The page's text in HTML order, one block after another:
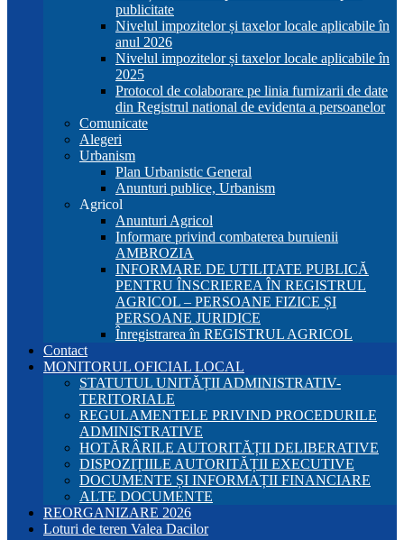
publicitate
Nivelul impozitelor și taxelor locale aplicabile în
anul 2026
Nivelul impozitelor și taxelor locale aplicabile în
2025
Protocol de colaborare pe linia furnizarii de date
din Registrul national de evidenta a persoanelor
Comunicate
Alegeri
Urbanism
Plan Urbanistic General
Anunturi publice, Urbanism
Agricol
Anunturi Agricol
Informare privind combaterea buruienii
AMBROZIA
INFORMARE DE UTILITATE PUBLICĂ
PENTRU ÎNSCRIEREA ÎN REGISTRUL
AGRICOL – PERSOANE FIZICE ȘI
PERSOANE JURIDICE
Înregistrarea în REGISTRUL AGRICOL
Contact
MONITORUL OFICIAL LOCAL
STATUTUL UNITĂȚII ADMINISTRATIV-
TERITORIALE
REGULAMENTELE PRIVIND PROCEDURILE
ADMINISTRATIVE
HOTĂRÂRILE AUTORITĂȚII DELIBERATIVE
DISPOZIȚIILE AUTORITĂȚII EXECUTIVE
DOCUMENTE ȘI INFORMAȚII FINANCIARE
ALTE DOCUMENTE
REORGANIZARE 2026
Loturi de teren Valea Dacilor